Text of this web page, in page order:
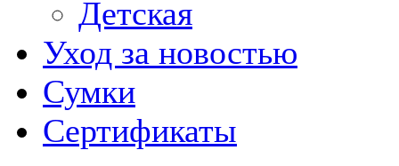
Детская
Уход за новостью
Сумки
Сертификаты